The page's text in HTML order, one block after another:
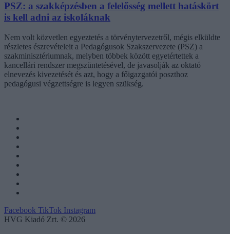
PSZ: a szakképzésben a felelősség mellett hatáskört
is kell adni az iskoláknak
Nem volt közvetlen egyeztetés a törvénytervezetről, mégis elküldte
részletes észrevételeit a Pedagógusok Szakszervezete (PSZ) a
szakminisztériumnak, melyben többek között egyetértettek a
kancellári rendszer megszüntetésével, de javasolják az oktató
elnevezés kivezetését és azt, hogy a főigazgatói poszthoz
pedagógusi végzettségre is legyen szükség.
Facebook TikTok Instagram
HVG Kiadó Zrt. © 2026